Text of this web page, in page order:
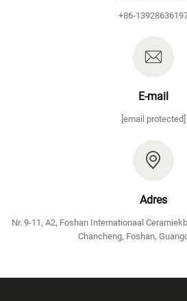
+86-
E-mail
[email protected]
Adres
Nr. 9-11, A2, Foshan Internationaal
Chancheng, Foshan,